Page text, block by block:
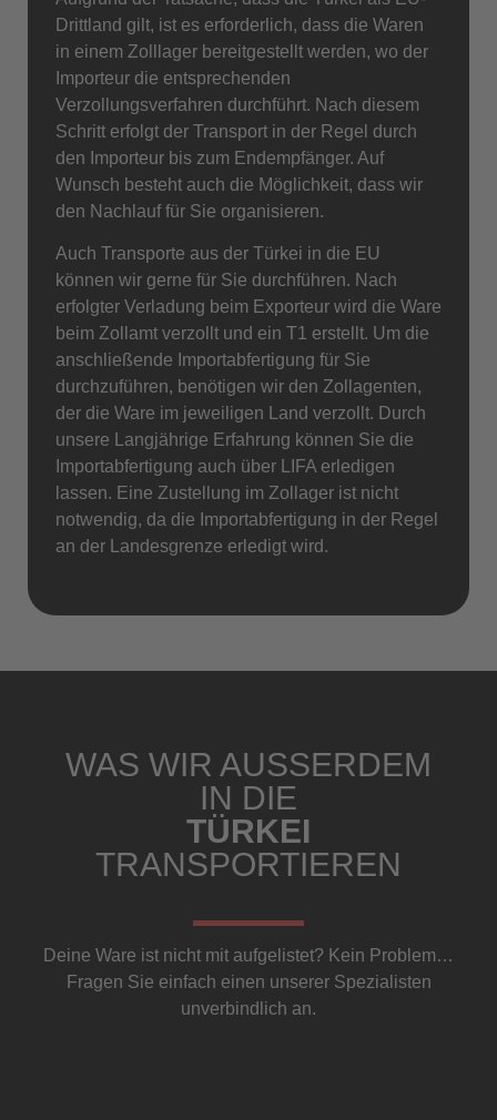
Drittland gilt, ist es erforderlich, dass die Waren
in einem Zolllager bereitgestellt werden, wo der
Importeur die entsprechenden
Verzollungsverfahren durchführt. Nach diesem
Schritt erfolgt der Transport in der Regel durch
den Importeur bis zum Endempfänger. Auf
Wunsch besteht auch die Möglichkeit, dass wir
den Nachlauf für Sie organisieren.
Auch Transporte aus der Türkei in die EU
können wir gerne für Sie durchführen. Nach
erfolgter Verladung beim Exporteur wird die Ware
beim Zollamt verzollt und ein T1 erstellt. Um die
anschließende Importabfertigung für Sie
durchzuführen, benötigen wir den Zollagenten,
der die Ware im jeweiligen Land verzollt. Durch
unsere Langjährige Erfahrung können Sie die
Importabfertigung auch über LIFA erledigen
lassen. Eine Zustellung im Zollager ist nicht
notwendig, da die Importabfertigung in der Regel
an der Landesgrenze erledigt wird.
WAS WIR AUSSERDEM I
N DIE
TÜRKEI
TRANSPORTIEREN
Deine Ware ist nicht mit aufgelistet? Kein Problem…
Fragen Sie einfach einen unserer Spezialisten
unverbindlich an.